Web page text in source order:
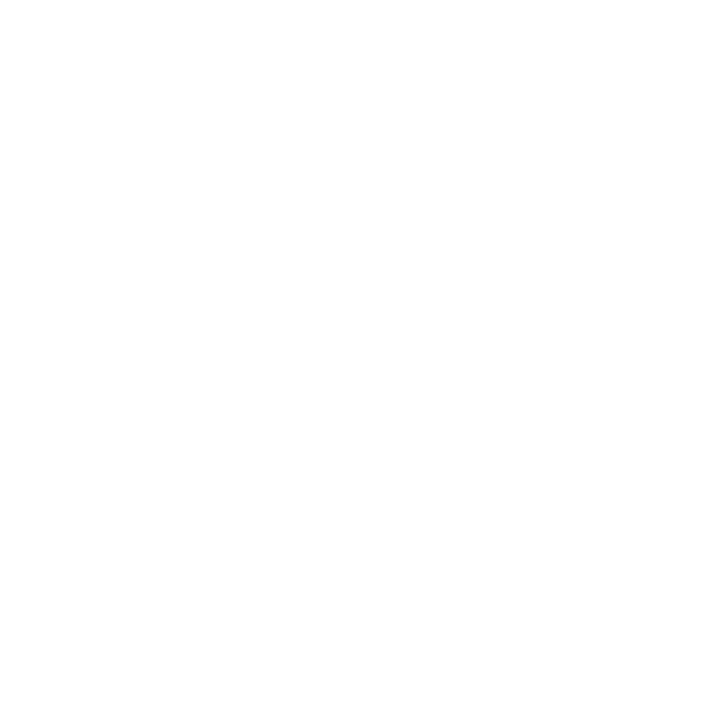
“sit” menneske. Hvis Carla skal være udekanin, skal hun have en ven. Under alle omstændigheder vil Carla have godt af at få
rundt i ”verden”, da hun godt stadig kan være lidt utryg og usikker ved nye ting. Vi vurderer, at hun vil være den underdanige.
haft besøg af genboen med hendes søn på 5-6 år. Carla nyder hans opmærksomhed og vil gerne kæles af ham selvom hun
skal børn uanset alder lære at respektere kaninens grænser.
du hende lige dér, bliver hun helt saglig. Carla bliver også helt saglig, hvis du serverer hendes favoritmad: Romainsalat og
han er for legesyg og voldsom for hende. Vi vurderer at Carla vil trives bedst i et hjem uden hund, alternativt skal det være en
❤️🙏🏼.
kan du kontakte Kaninværnets Akutteam på akutteam@kaninvaernet.dk og fortælle lidt om dig selv, dit hjem, og hvad du
gemakker, og står som altid klar med sparing og råd.
arbejde med at redde kaniner som Carla:
DET DIG?
– ER DET DIG?